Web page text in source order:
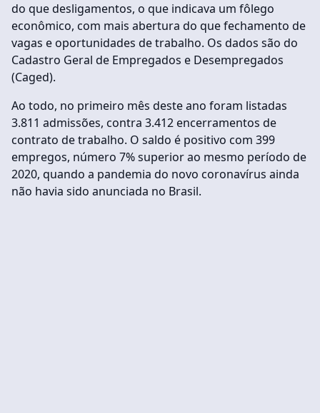
do que desligamentos, o que indicava um fôlego
econômico, com mais abertura do que fechamento de
vagas e oportunidades de trabalho. Os dados são do
Cadastro Geral de Empregados e Desempregados
(Caged).
Ao todo, no primeiro mês deste ano foram listadas
3.811 admissões, contra 3.412 encerramentos de
contrato de trabalho. O saldo é positivo com 399
empregos, número 7% superior ao mesmo período de
2020, quando a pandemia do novo coronavírus ainda
não havia sido anunciada no Brasil.